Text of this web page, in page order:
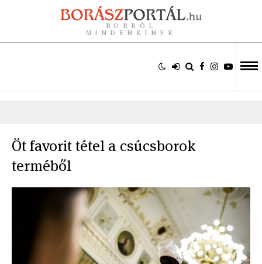
BORRÓL
MINDENKINEK
Öt favorit tétel a csúcsborok
terméből